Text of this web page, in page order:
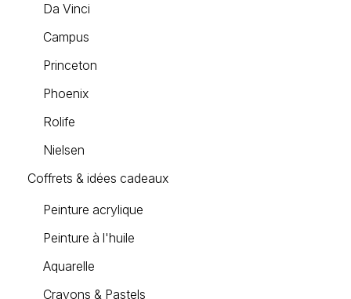
Da Vinci
Campus
Princeton
Phoenix
Rolife
Nielsen
Coffrets & idées cadeaux
Peinture acrylique
Peinture à l'huile
Aquarelle
Crayons & Pastels